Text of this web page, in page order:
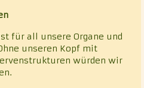
für all unsere Organe und
unseren Kopf mit
würden wir